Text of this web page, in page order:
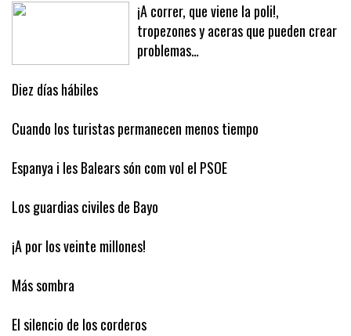
¡A correr, que viene la poli!,
tropezones y aceras que pueden crear
problemas…
Diez días hábiles
Cuando los turistas permanecen menos tiempo
Espanya i les Balears són com vol el PSOE
Los guardias civiles de Bayo
¡A por los veinte millones!
Más sombra
El silencio de los corderos